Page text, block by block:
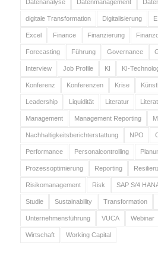
Datenanalyse Datenmanagement
digitale Transformation Digitalisierung
Excel Finance Finanzierung
Forecasting Führung Governance
Interview Job Profile KI KI-
Konferenz Konferenzen Krise
Leadership Liquidität Literatur
Management Management Reporting
Nachhaltigkeitsberichterstattung NPO
Performance Personalcontrolling
Prozessoptimierung Reporting
Risikomanagement Risk SAP S/4
Studie Sustainability Transformation
Unternehmensführung VUCA Webinar
Wirtschaft Working Capital